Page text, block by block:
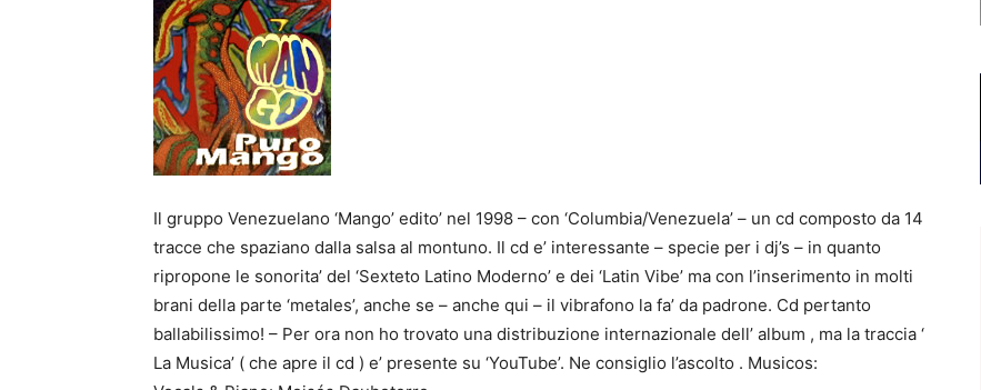
Il gruppo Venezuelano ‘Mango’ edito’ nel 1998 – con ‘Columbia/Venezuela’ – un cd composto da 14
tracce che spaziano dalla salsa al montuno. Il cd e’ interessante – specie per i dj’s – in quanto
ripropone le sonorita’ del ‘Sexteto Latino Moderno’ e dei ‘Latin Vibe’ ma con l’inserimento in molti
brani della parte ‘metales’, anche se – anche qui – il vibrafono la fa’ da padrone. Cd pertanto
ballabilissimo! – Per ora non ho trovato una distribuzione internazionale dell’ album , ma la traccia ‘
La Musica’ ( che apre il cd ) e’ presente su ‘YouTube’. Ne consiglio l’ascolto . Musicos: